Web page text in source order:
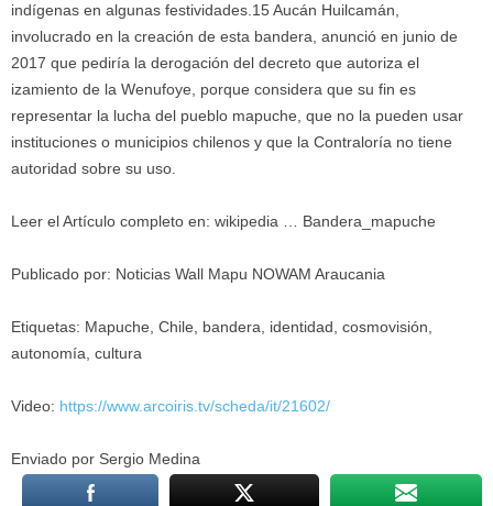
indígenas en algunas festividades.15 Aucán Huilcamán,
involucrado en la creación de esta bandera, anunció en junio de
2017 que pediría la derogación del decreto que autoriza el
izamiento de la Wenufoye, porque considera que su fin es
representar la lucha del pueblo mapuche, que no la pueden usar
instituciones o municipios chilenos y que la Contraloría no tiene
autoridad sobre su uso.
Leer el Artículo completo en: wikipedia … Bandera_mapuche
Publicado por: Noticias Wall Mapu NOWAM Araucania
Etiquetas: Mapuche, Chile, bandera, identidad, cosmovisión,
autonomía, cultura
Video: https://www.arcoiris.tv/scheda/it/21602/
Enviado por Sergio Medina